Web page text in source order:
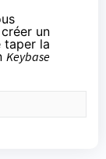
un
taper la
Keybase